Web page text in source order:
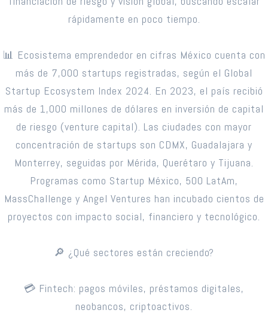
rápidamente en poco tiempo.
📊 Ecosistema emprendedor en cifras México cuenta con
más de 7,000 startups registradas, según el Global
Startup Ecosystem Index 2024. En 2023, el país recibió
más de 1,000 millones de dólares en inversión de capital
de riesgo (venture capital). Las ciudades con mayor
concentración de startups son CDMX, Guadalajara y
Monterrey, seguidas por Mérida, Querétaro y Tijuana.
Programas como Startup México, 500 LatAm,
MassChallenge y Angel Ventures han incubado cientos de
proyectos con impacto social, financiero y tecnológico.
🔎 ¿Qué sectores están creciendo?
💳 Fintech: pagos móviles, préstamos digitales,
neobancos, criptoactivos.